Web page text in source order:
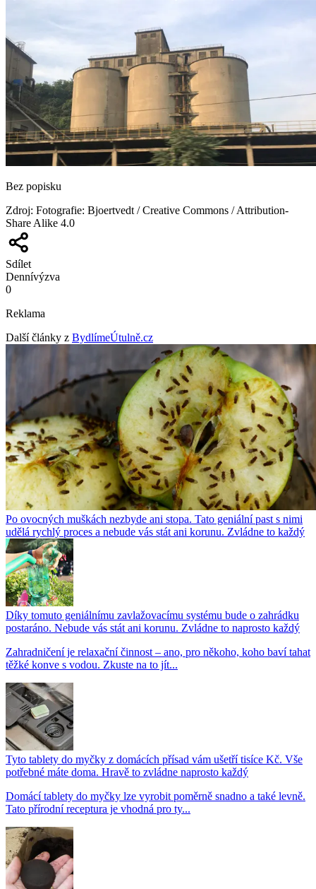
Bez popisku
Zdroj: Fotografie: Bjoertvedt / Creative Commons / Attribution-
Share Alike 4.0
Sdílet
Dennívýzva
0
Reklama
Další články z BydlímeÚtulně.cz
Po ovocných muškách nezbyde ani stopa. Tato geniální past s nimi
udělá rychlý proces a nebude vás stát ani korunu. Zvládne to každý
Díky tomuto geniálnímu zavlažovacímu systému bude o zahrádku
postaráno. Nebude vás stát ani korunu. Zvládne to naprosto každý
Zahradničení je relaxační činnost – ano, pro někoho, koho baví tahat
těžké konve s vodou. Zkuste na to jít...
Tyto tablety do myčky z domácích přísad vám ušetří tisíce Kč. Vše
potřebné máte doma. Hravě to zvládne naprosto každý
Domácí tablety do myčky lze vyrobit poměrně snadno a také levně.
Tato přírodní receptura je vhodná pro ty...